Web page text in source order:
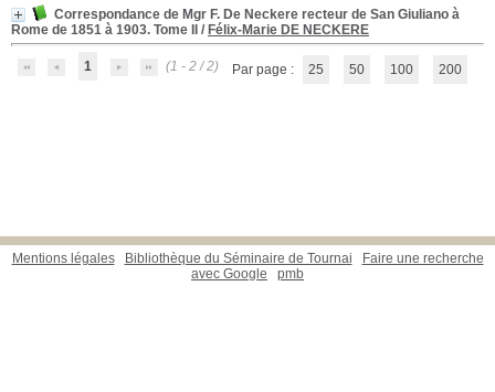
Correspondance de Mgr F. De Neckere recteur de San Giuliano à
Rome de 1851 à 1903. Tome II
/ Félix-Marie DE NECKERE
1 (1 - 2 / 2) Par page : 25 50 100 200
Mentions légales Bibliothèque du Séminaire de Tournai
Faire une recherche
avec Google
pmb